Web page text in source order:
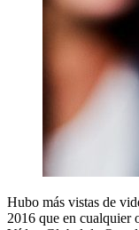
Hubo más vistas de
2016 que en cualquier